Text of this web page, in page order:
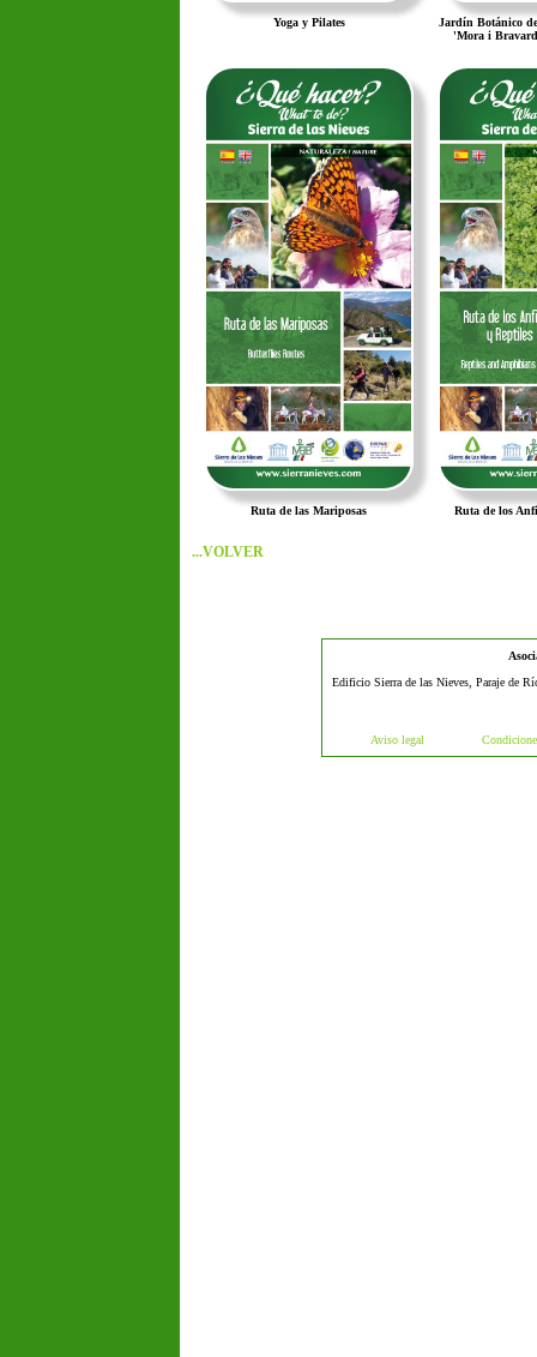
Yoga y Pilates
Jardín Botánico
'Mora i
Ruta de las Mariposas Ruta de los
...VOLVER
Edificio Sierra de las Nieves, Paraje de
Aviso legal